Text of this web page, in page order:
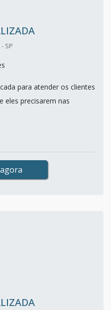
SP
para atender os clientes
eles precisarem nas